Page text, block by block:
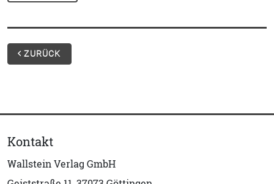
ZURÜCK
Kontakt
Wallstein Verlag GmbH